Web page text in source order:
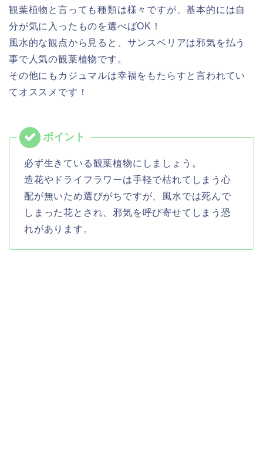
観葉植物と言っても種類は様々ですが、基本的には自
分が気に入ったものを選べばOK！
風水的な観点から見ると、サンスベリアは邪気を払う
事で人気の観葉植物です。
その他にもカジュマルは幸福をもたらすと言われてい
てオススメです！
必ず生きている観葉植物にしましょう。
造花やドライフラワーは手軽で枯れてしまう心
配が無いため選びがちですが、風水では死んで
しまった花とされ、邪気を呼び寄せてしまう恐
れがあります。